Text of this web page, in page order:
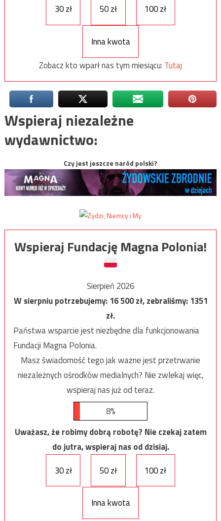
30 zł 50 zł 100 zł
Inna kwota
Zobacz kto wparł nas tym miesiącu: Tutaj
Wspieraj niezależne
wydawnictwo:
Czy jest jeszcze naród polski?
Wspieraj Fundację Magna Polonia!
Sierpień 2026
W sierpniu potrzebujemy:16 500zł, zebraliśmy:1351
zł.
Państwa wsparcie jest niezbędne dla funkcjonowania
Fundacji Magna Polonia.
Masz świadomość tego jak ważne jest przetrwanie
niezależnych ośrodków medialnych? Nie zwlekaj więc,
wspieraj nas już od teraz.
8%
Uważasz, że robimy dobrą robotę? Nie czekaj zatem
do jutra, wspieraj nas od dzisiaj.
30 zł
50 zł 100 zł
Inna kwota